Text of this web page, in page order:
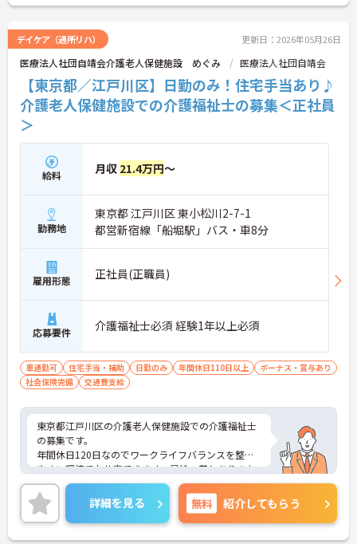
デイケア（通所リハ） 更新日：2026年05月26日
医療法人社団自靖会介護老人保健施設 めぐみ 医療法人社団自靖会
【東京都／江戸川区】日勤のみ！住宅手当あり♪
介護老人保健施設での介護福祉士の募集＜正社員
＞
給料 月収 21.4万円～
勤務地
東京都 江戸川区 東小松川2-7-1
都営新宿線「船堀駅」バス・車8分
雇用形態 正社員(正職員)
応募要件 介護福祉士必須 経験1年以上必須
車通勤可 住宅手当・補助 日勤のみ 年間休日110日以上
ボーナス・賞与あり
社会保険完備
交通費支給
東京都江戸川区の介護老人保健施設での介護福祉士
の募集です。
年間休日120日なのでワークライフバランスを整え
やすい環境でお仕事できます。昇給・賞与ありのた
め、あなたの頑張りがしっかり評価されます。
ご興味のある方は、面接のポイントをお伝えします
のでお気軽にお問い合せください。
詳細を見る 無料 紹介してもらう